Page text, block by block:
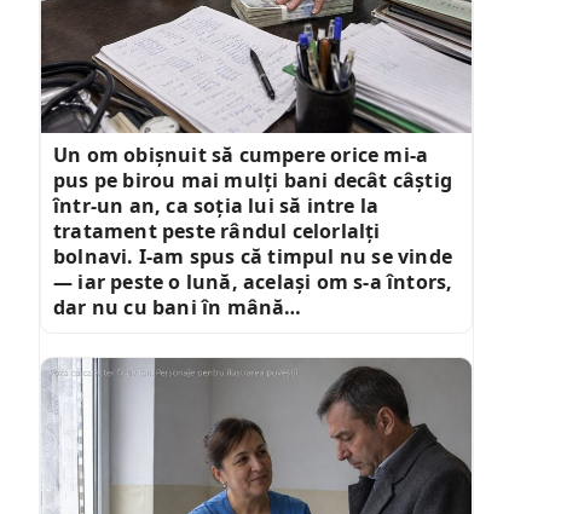
Un om obișnuit să cumpere orice mi-a
pus pe birou mai mulți bani decât câștig
într-un an, ca soția lui să intre la
tratament peste rândul celorlalți
bolnavi. I-am spus că timpul nu se vinde
— iar peste o lună, același om s-a întors,
dar nu cu bani în mână…